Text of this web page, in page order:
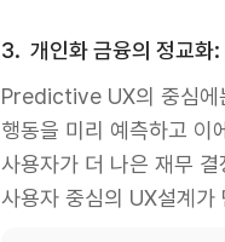
3. 개인화 금융의 정교화:
Predictive UX의 중심에
행동을 미리 예측하고 이
사용자가 더 나은 재무
사용자 중심의 UX설계가